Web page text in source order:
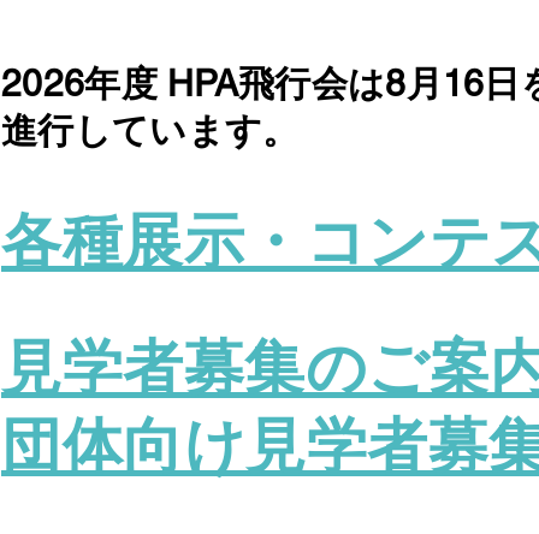
2026年度 HPA飛行会は8月16日
進行しています。
各種展示・コンテ
見学者募集のご案
団体向け見学者募